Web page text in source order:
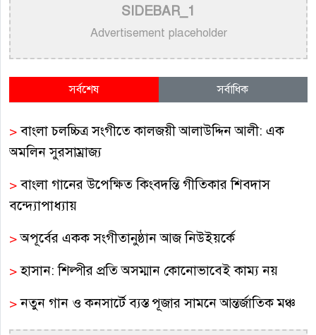
SIDEBAR_1
Advertisement placeholder
সর্বশেষ সর্বাধিক
>বাংলা চলচ্চিত্র সংগীতে কালজয়ী আলাউদ্দিন আলী: এক
অমলিন সুরসাম্রাজ্য
>বাংলা গানের উপেক্ষিত কিংবদন্তি গীতিকার শিবদাস
বন্দ্যোপাধ্যায়
>অপূর্বের একক সংগীতানুষ্ঠান আজ নিউইয়র্কে
>হাসান: শিল্পীর প্রতি অসম্মান কোনোভাবেই কাম্য নয়
>নতুন গান ও কনসার্টে ব্যস্ত পূজার সামনে আন্তর্জাতিক মঞ্চ